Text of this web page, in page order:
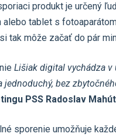
produkt je určený
tablet s
tak môže začať do pár
Lišiak digital vychádza
jednoduchý, bez
PSS Radoslav
sporenie umožňuje